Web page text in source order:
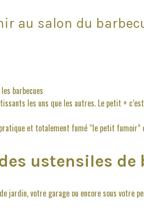
au salon du
barbecues
les uns que les autres. Le petit +
et totalement fumé “le petit fumoir”
ustensiles de
jardin, votre garage ou encore sous votre